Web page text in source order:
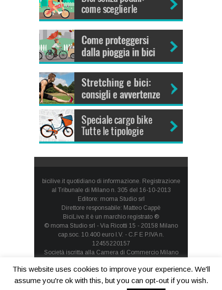
bicilive.it quotidiano di informazione. Registrazione
al Tribunale di Milano n. 305 del 16-10-2013
Editore: moma Studio srl
Direttore responsabile: Matteo Cappè
BiciLive.it è un marchio registrato ®
© moma Studio srl - Via Ricotti 15 - 20158 Milano
cap.soc. 10.400 euro I.V. - C.F E P.IVA n.
12455220157
Società iscritta alla Camera di Commercio Milano
socio unico
Privacy Policy-Cookie Policy
This website uses cookies to improve your experience. We'll
assume you're ok with this, but you can opt-out if you wish.